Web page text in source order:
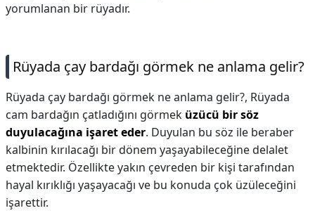
yorumlanan bir rüyadır.
Rüyada çay bardağı görmek ne anlama gelir?
Rüyada çay bardağı görmek ne anlama gelir?, Rüyada
cam bardağın çatladığını görmek üzücü bir söz
duyulacağına işaret eder. Duyulan bu söz ile beraber
kalbinin kırılacağı bir dönem yaşayabileceğine delalet
etmektedir. Özellikte yakın çevreden bir kişi tarafından
hayal kırıklığı yaşayacağı ve bu konuda çok üzüleceğini
işarettir.